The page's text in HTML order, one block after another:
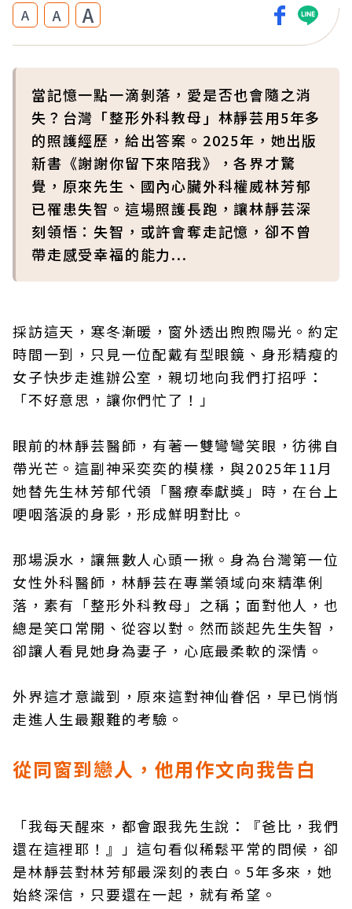
A A A
當記憶一點一滴剝落，愛是否也會隨之消
失？台灣「整形外科教母」林靜芸用5年多
的照護經歷，給出答案。2025年，她出版
新書《謝謝你留下來陪我》，各界才驚
覺，原來先生、國內心臟外科權威林芳郁
已罹患失智。這場照護長跑，讓林靜芸深
刻領悟：失智，或許會奪走記憶，卻不曾
帶走感受幸福的能力...
採訪這天，寒冬漸暖，窗外透出煦煦陽光。約定
時間一到，只見一位配戴有型眼鏡、身形精瘦的
女子快步走進辦公室，親切地向我們打招呼：
「不好意思，讓你們忙了！」
眼前的林靜芸醫師，有著一雙彎彎笑眼，彷彿自
帶光芒。這副神采奕奕的模樣，與2025年11月
她替先生林芳郁代領「醫療奉獻獎」時，在台上
哽咽落淚的身影，形成鮮明對比。
那場淚水，讓無數人心頭一揪。身為台灣第一位
女性外科醫師，林靜芸在專業領域向來精準俐
落，素有「整形外科教母」之稱；面對他人，也
總是笑口常開、從容以對。然而談起先生失智，
卻讓人看見她身為妻子，心底最柔軟的深情。
外界這才意識到，原來這對神仙眷侶，早已悄悄
走進人生最艱難的考驗。
從同窗到戀人，他用作文向我告白
「我每天醒來，都會跟我先生說：『爸比，我們
還在這裡耶！』」這句看似稀鬆平常的問候，卻
是林靜芸對林芳郁最深刻的表白。5年多來，她
始終深信，只要還在一起，就有希望。